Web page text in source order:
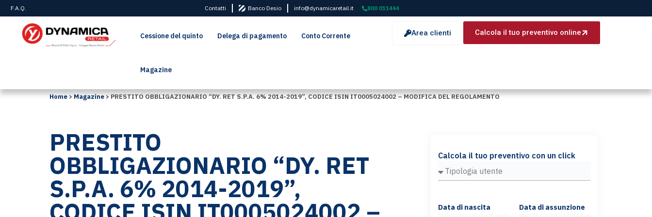
F.A.Q. Contatti Banco Desio info@dynamicaretail.it 800 011444
Cessione del quinto Delega di pagamento Conto Corrente
Magazine
Area clienti Calcola il tuo preventivo online
Home>Magazine>PRESTITO OBBLIGAZIONARIO “DY. RET S.P.A. 6% 2014-2019”, CODICE ISIN IT0005024002 – MODIFICA DEL REGOLAMENTO
PRESTITO
OBBLIGAZIONARIO “DY. RET
S.P.A. 6% 2014-2019”,
Calcola il tuo preventivo con un click
Data di nascita Data di assunzione